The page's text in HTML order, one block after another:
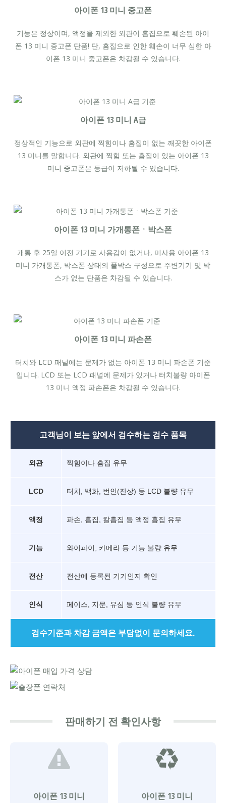
아이폰 13 미니 중고폰
기능은 정상이며, 액정을 제외한 외관이 흠집으로 훼손된 아이
폰 13 미니 중고폰 단품! 단, 흠집으로 인한 훼손이 너무 심한 아
이폰 13 미니 중고폰은 차감될 수 있습니다.
아이폰 13 미니 A급
정상적인 기능으로 외관에 찍힘이나 흠집이 없는 깨끗한 아이폰
13 미니를 말합니다. 외관에 찍힘 또는 흠집이 있는 아이폰 13
미니 중고폰은 등급이 저하될 수 있습니다.
아이폰 13 미니 가개통폰ㆍ박스폰
개통 후 25일 이전 기기로 사용감이 없거나, 미사용 아이폰 13
미니 가개통폰, 박스폰 상태의 풀박스 구성으로 주변기기 및 박
스가 없는 단품은 차감될 수 있습니다.
아이폰 13 미니 파손폰
터치와 LCD 패널에는 문제가 없는 아이폰 13 미니 파손폰 기준
입니다. LCD 또는 LCD 패널에 문제가 있거나 터치불량 아이폰
13 미니 액정 파손폰은 차감될 수 있습니다.
고객님이 보는 앞에서 검수하는 검수 품목
외관 찍힘이나 흠집 유무
LCD 터치, 백화, 번인(잔상) 등 LCD 불량 유무
액정 파손, 흠집, 칼흠집 등 액정 흠집 유무
기능 와이파이, 카메라 등 기능 불량 유무
전산 전산에 등록된 기기인지 확인
인식 페이스, 지문, 유심 등 인식 불량 유무
검수기준과 차감 금액은 부담없이 문의하세요.
판매하기 전 확인사항
아이폰 13 미니 아이폰 13 미니